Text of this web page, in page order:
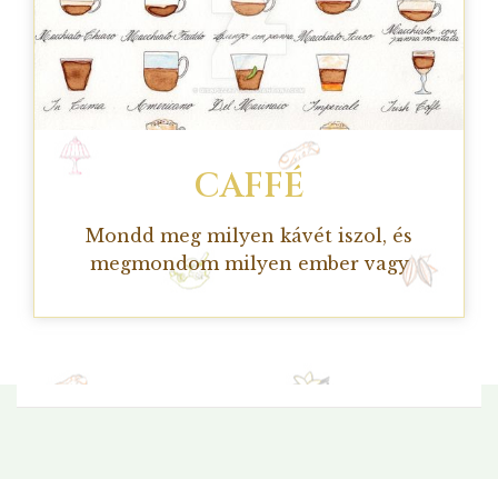
CAFFÉ
Mondd meg milyen kávét iszol, és
megmondom milyen ember vagy